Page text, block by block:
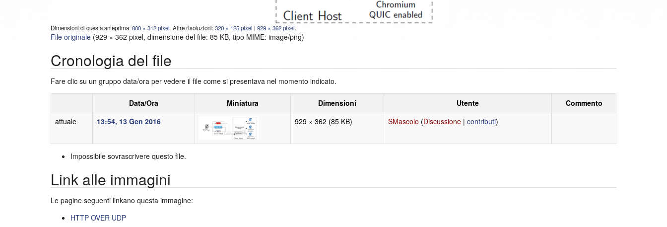
Dimensioni di questa anteprima:800 × 312 pixel. Altre risoluzioni:320 × 125 pixel | 929 × 362 pixel.
File originale (929 × 362 pixel, dimensione del file: 85 KB, tipo MIME: image/png)
Cronologia del file
Fare clic su un gruppo data/ora per vedere il file come si presentava nel momento indicato.
Data/Ora Miniatura Dimensioni Utente
Commento
attuale
13:54, 13 Gen 2016 929 × 362 (85 KB) SMascolo (Discussione | contributi)
Impossibile sovrascrivere questo file.
Link alle immagini
Le pagine seguenti linkano questa immagine:
HTTP OVER UDP